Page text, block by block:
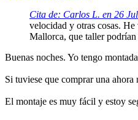
Cita de: Carlos L. en 26
velocidad y otras cosas.
Mallorca, que taller
Buenas noches. Yo tengo
Si tuviese que comprar una ahora
El montaje es muy fácil y estoy